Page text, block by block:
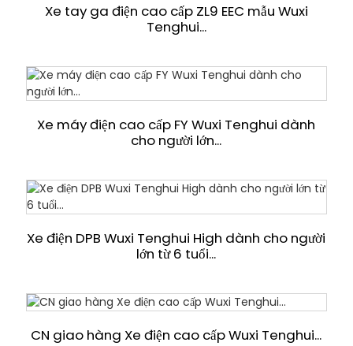
Xe tay ga điện cao cấp ZL9 EEC mẫu Wuxi
Tenghui...
Xe máy điện cao cấp FY Wuxi Tenghui dành
cho người lớn...
Xe điện DPB Wuxi Tenghui High dành cho người
lớn từ 6 tuổi...
CN giao hàng Xe điện cao cấp Wuxi Tenghui...